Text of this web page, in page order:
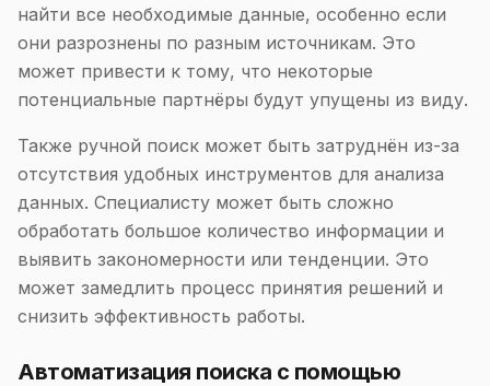
найти все необходимые данные, особенно если
они разрознены по разным источникам. Это
может привести к тому, что некоторые
потенциальные партнёры будут упущены из виду.
Также ручной поиск может быть затруднён из-за
отсутствия удобных инструментов для анализа
данных. Специалисту может быть сложно
обработать большое количество информации и
выявить закономерности или тенденции. Это
может замедлить процесс принятия решений и
снизить эффективность работы.
Автоматизация поиска с помощью